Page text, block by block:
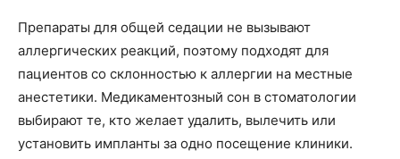
Препараты для общей седации не вызывают
аллергических реакций, поэтому подходят для
пациентов со склонностью к аллергии на местные
анестетики. Медикаментозный сон в стоматологии
выбирают те, кто желает удалить, вылечить или
установить импланты за одно посещение клиники.